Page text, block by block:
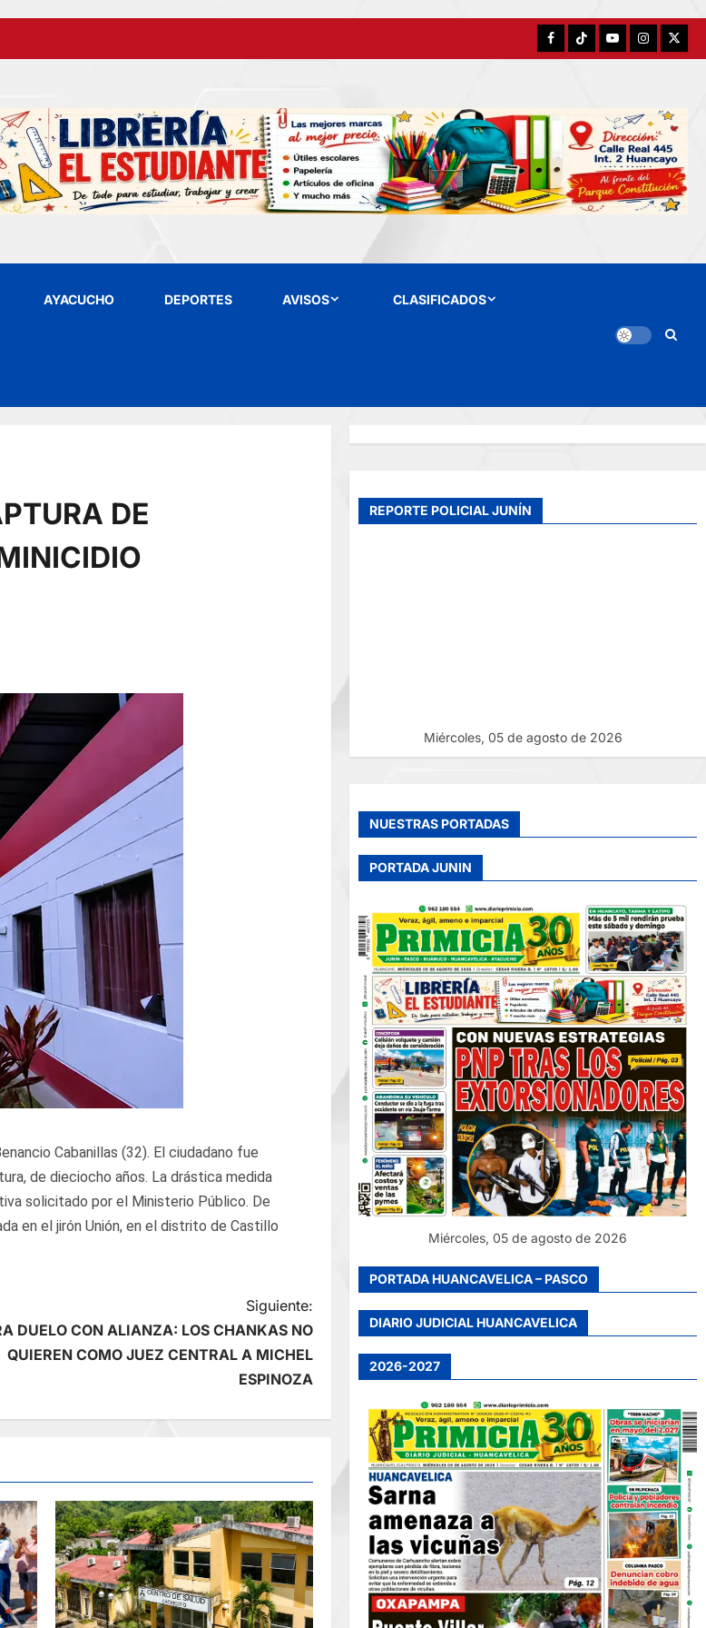
FacebookTikTokYouTubeInstagram
X
AYACUCHO DEPORTES AVISOS CLASIFICADOS
DE
Cabanillas (32). El ciudadano fue
de dieciocho años. La drástica medida
solicitado por el Ministerio Público. De
en el jirón Unión, en el distrito de Castillo
Siguiente:
DUELO CON ALIANZA: LOS CHANKAS NO
QUIEREN COMO JUEZ CENTRAL A MICHEL
ESPINOZA
REPORTE POLICIAL JUNÍN
Miércoles, 05 de agosto de 2026
NUESTRAS PORTADAS
PORTADA JUNIN
Miércoles, 05 de agosto de 2026
PORTADA HUANCAVELICA – PASCO
DIARIO JUDICIAL HUANCAVELICA
2026-2027